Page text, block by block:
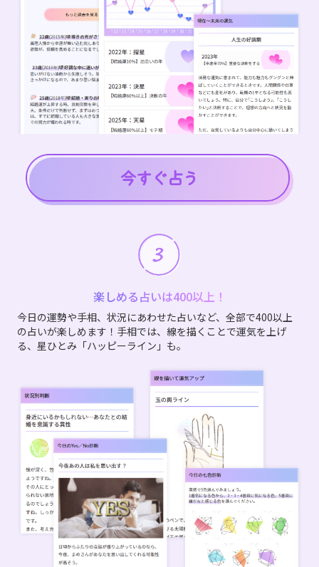
楽しめる占いは400以上！
今日の運勢や手相、状況にあわせた占いなど、全部で400以上
の占いが楽しめます！手相では、線を描くことで運気を上げ
る、星ひとみ「ハッピーライン」も。